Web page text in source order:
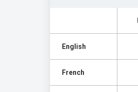
English
French